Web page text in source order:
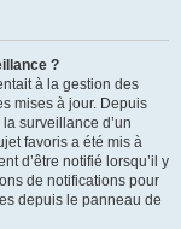
?
à la gestion des
mises à jour. Depuis
surveillance d’un
favoris a été mis à
d’être notifié lorsqu’il y
de notifications pour
depuis le panneau de